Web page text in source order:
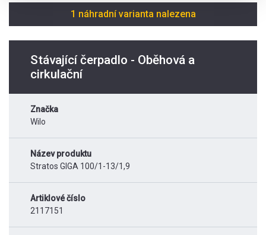
1 náhradní varianta nalezena
Stávající čerpadlo - Oběhová a
cirkulační
Značka
Wilo
Název produktu
Stratos GIGA 100/1-13/1,9
Artiklové číslo
2117151